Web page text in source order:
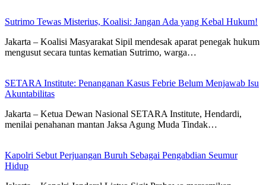
Sutrimo Tewas Misterius, Koalisi: Jangan Ada yang Kebal Hukum!
Jakarta – Koalisi Masyarakat Sipil mendesak aparat penegak hukum
mengusut secara tuntas kematian Sutrimo, warga…
SETARA Institute: Penanganan Kasus Febrie Belum Menjawab Isu
Akuntabilitas
Jakarta – Ketua Dewan Nasional SETARA Institute, Hendardi,
menilai penahanan mantan Jaksa Agung Muda Tindak…
Kapolri Sebut Perjuangan Buruh Sebagai Pengabdian Seumur
Hidup